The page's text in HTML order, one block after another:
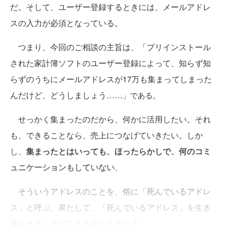
だ。そして、ユーザー登録するときには、メールアドレ
スの入力が必須となっている。
つまり、今回のご相談の主旨は、「プリインストール
された家計簿ソフトのユーザー登録によって、知らず知
らずのうちにメールアドレスが17万も集まってしまった
んだけど、どうしましょう…… 」 である。
せっかく集まったのだから、何かに活用したい。それ
も、できることなら、売上につなげていきたい。しか
し、 集まったとはいっても、ほったらかしで、何のコミ
ュニケーションもしていない。
そういうアドレスのことを、俗に「死んでいるアドレ
ス」と呼ぶ。果たして、「死んでいるアドレス」を生き